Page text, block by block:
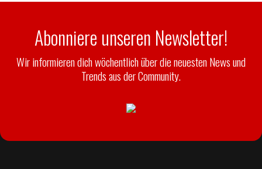
Abonniere unseren Newsletter!
Wir informieren dich wöchentlich über die neuesten News und
Trends aus der Community.